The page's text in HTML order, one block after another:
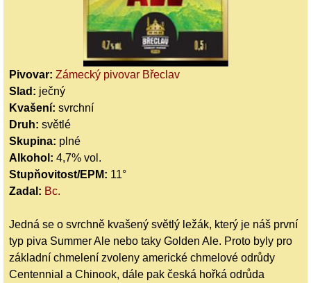
Pivovar: Zámecký pivovar Břeclav
Slad: ječný
Kvašení: svrchní
Druh: světlé
Skupina: plné
Alkohol: 4,7% vol.
Stupňovitost/EPM: 11°
Zadal: Bc.
Jedná se o svrchně kvašený světlý ležák, který je náš první
typ piva Summer Ale nebo taky Golden Ale. Proto byly pro
základní chmelení zvoleny americké chmelové odrůdy
Centennial a Chinook, dále pak česká hořká odrůda